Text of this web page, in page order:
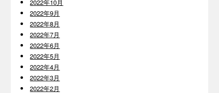
2022年10月
2022年9月
2022年8月
2022年7月
2022年6月
2022年5月
2022年4月
2022年3月
2022年2月